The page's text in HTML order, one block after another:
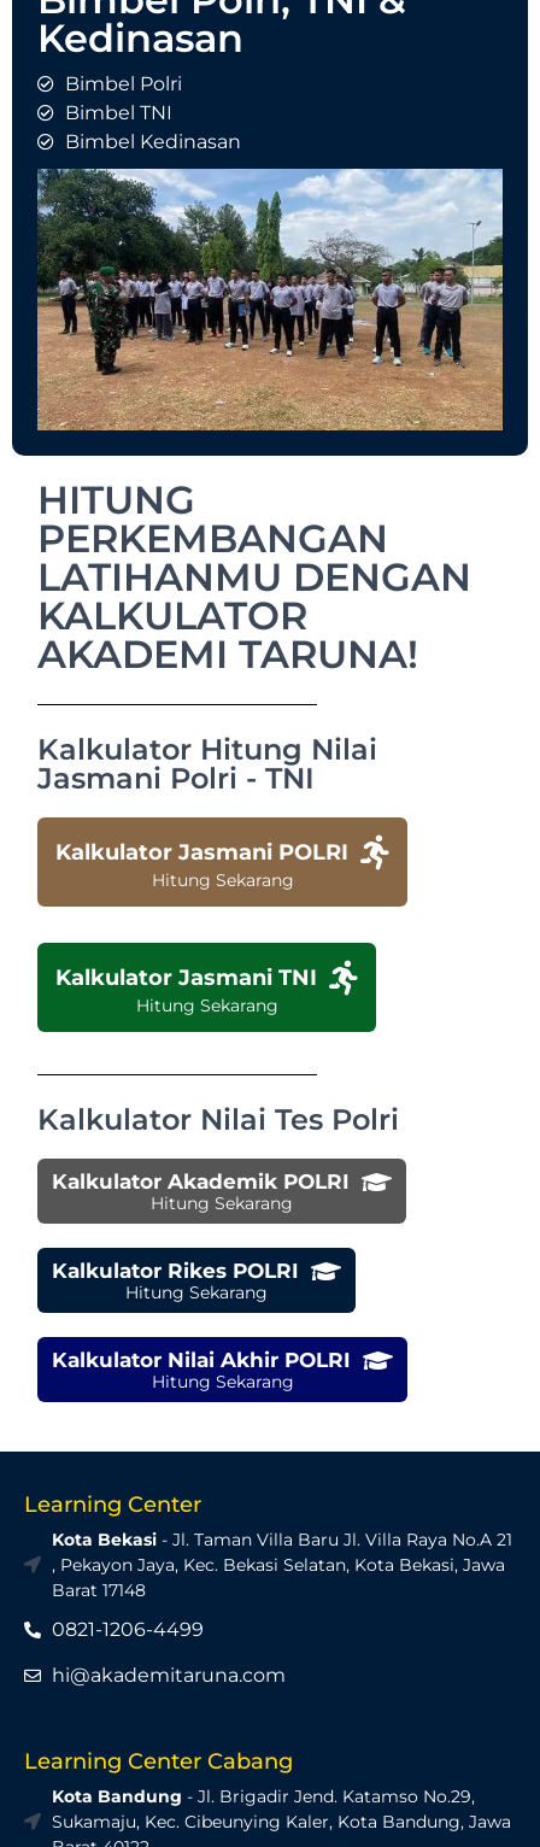
Kedinasan
Bimbel Polri
Bimbel TNI
Bimbel Kedinasan
HITUNG
PERKEMBANGAN
LATIHANMU DENGAN
KALKULATOR
AKADEMI TARUNA!
Kalkulator Hitung Nilai
Jasmani Polri - TNI
Kalkulator Jasmani POLRI
Hitung Sekarang
Kalkulator Jasmani TNI
Hitung Sekarang
Kalkulator Nilai Tes Polri
Kalkulator Akademik POLRI
Hitung Sekarang
Kalkulator Rikes POLRI
Hitung Sekarang
Kalkulator Nilai Akhir POLRI
Hitung Sekarang
Learning Center
Kota Bekasi- Jl. Taman Villa Baru Jl. Villa Raya No.A 21
, Pekayon Jaya, Kec. Bekasi Selatan, Kota Bekasi, Jawa
Barat 17148
0821-1206-4499
hi@akademitaruna.com
Learning Center Cabang
Kota Bandung - Jl. Brigadir Jend. Katamso No.29,
Sukamaju, Kec. Cibeunying Kaler, Kota Bandung, Jawa